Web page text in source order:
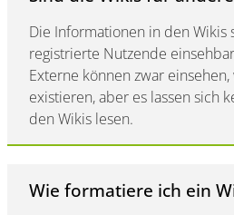
Die Informationen in den Wikis
registrierte Nutzende
Externe können zwar
existieren, aber es lassen sich
den Wikis lesen.
Wie formatiere ich ein